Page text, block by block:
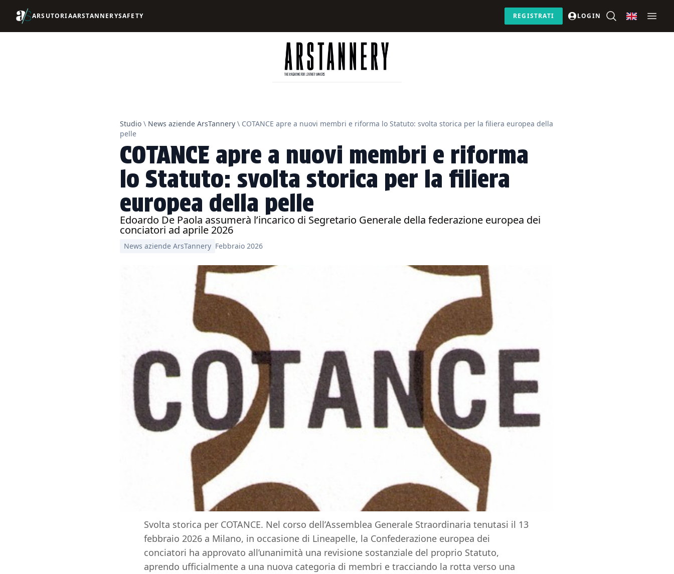
ARSUTORIAARSTANNERYSAFETY REGISTRATI LOGIN
Studio \ News aziende ArsTannery \ COTANCE apre a nuovi membri e riforma lo Statuto: svolta storica per la filiera europea della
pelle
COTANCE apre a nuovi membri e riforma
lo Statuto: svolta storica per la filiera
europea della pelle
Edoardo De Paola assumerà l’incarico di Segretario Generale della federazione europea dei
conciatori ad aprile 2026
News aziende ArsTannery Febbraio 2026
Svolta storica per COTANCE. Nel corso dell’Assemblea Generale Straordinaria tenutasi il 13
febbraio 2026 a Milano, in occasione di Lineapelle, la Confederazione europea dei
conciatori ha approvato all’unanimità una revisione sostanziale del proprio Statuto,
aprendo ufficialmente a una nuova categoria di membri e tracciando la rotta verso una